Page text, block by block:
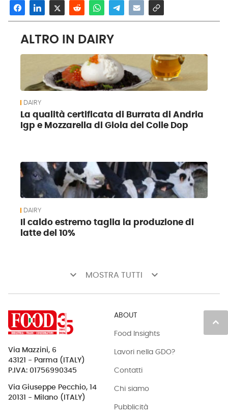
ALTRO IN DAIRY
DAIRY
La qualità certificata di Burrata di Andria
Igp e Mozzarella di Gioia del Colle Dop
DAIRY
Il caldo estremo taglia la produzione di
latte del 10%
keyboard_arrow_down MOSTRA TUTTI keyboard_arrow_down
keyboard_arrow_up
Via Mazzini, 6
43121 - Parma (ITALY)
P.IVA: 01756990345
Via Giuseppe Pecchio, 14
20131 - Milano (ITALY)
ABOUT
Food Insights
Lavori nella GDO?
Contatti
Chi siamo
Pubblicità